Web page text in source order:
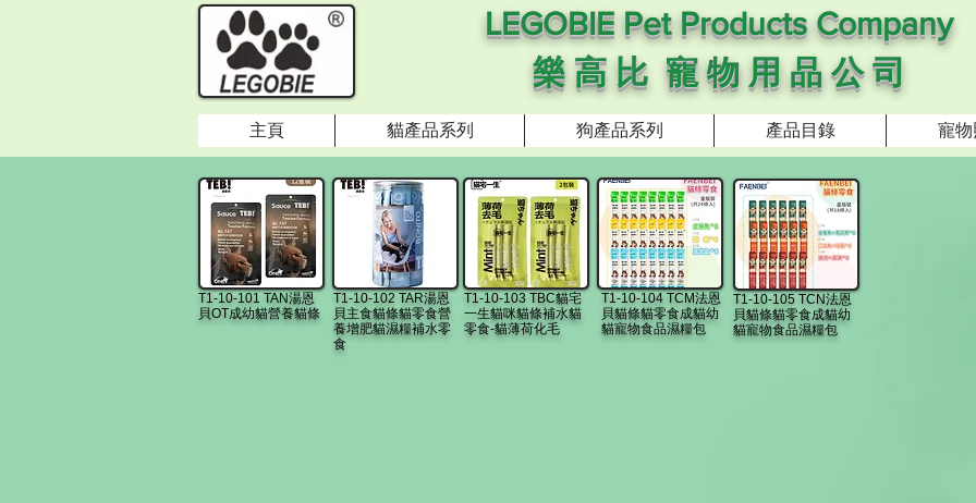
LEGOBIE Pet Products Company
樂 高 比 寵 物 用 品 公 司
主頁 貓產品系列 狗產品系列 產品目錄 寵
T1-10-101 TAN湯恩
貝OT成幼貓營養貓條
T1-10-102 TAR湯恩
貝主食貓條貓零食營
養增肥貓濕糧補水零
食
T1-10-103 TBC貓宅
一生貓咪貓條補水貓
零食-貓薄荷化毛
T1-10-104 TCM法恩
貝貓條貓零食成貓幼
貓寵物食品濕糧包
T1-10-105 TCN法恩
貝貓條貓零食成貓幼
貓寵物食品濕糧包